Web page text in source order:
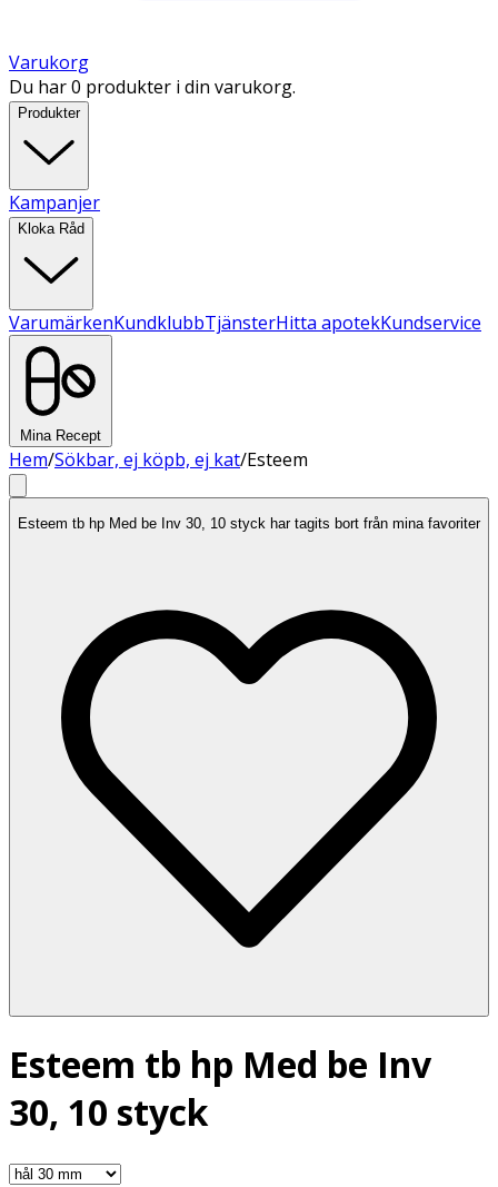
Varukorg
Du har 0 produkter i din varukorg.
Produkter
Kampanjer
Kloka Råd
VarumärkenKundklubbTjänsterHitta apotekKundservice
Mina Recept
Hem/Sökbar, ej köpb, ej kat/Esteem
Esteem tb hp Med be Inv 30, 10 styck har tagits bort från mina favoriter
Esteem tb hp Med be Inv
30, 10 styck